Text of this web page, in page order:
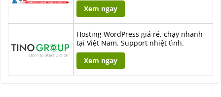
Xem ngay
Hosting WordPress giá rẻ, chạy nhanh
tại Việt Nam. Support nhiệt tình.
Xem ngay